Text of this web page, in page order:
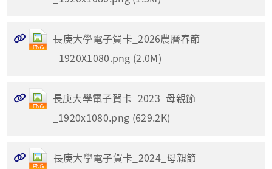
長庚大學電子賀卡_2026農曆春節
_1920X1080.png (2.0M)
長庚大學電子賀卡_2023_母親節
_1920x1080.png (629.2K)
長庚大學電子賀卡_2024_母親節